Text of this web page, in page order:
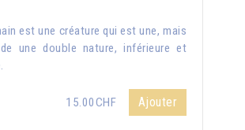
est une créature qui est une, mais
une double nature, inférieure et
15.00CHF Ajouter